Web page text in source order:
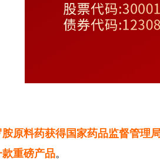
原料药获得国家药品监督管理
重磅产品。